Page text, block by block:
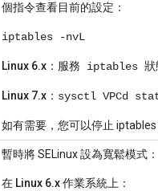
個指令查看目前的設定：
iptables -nvL
Linux 6.x ： 服務 iptables 狀
Linux 7.x ： sysctl VPCd
如有需要，您可以停止
暫時將 SELinux 設為寬鬆模式：
在 Linux 6.x 作業系統上：